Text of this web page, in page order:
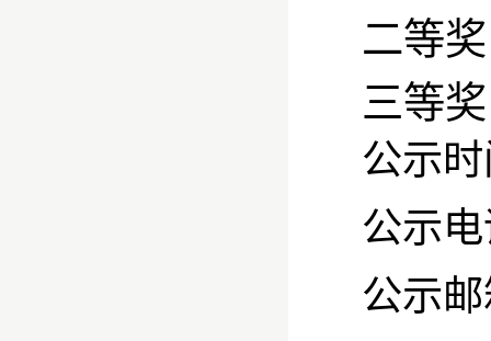
二等
三等
公示
公示
公示